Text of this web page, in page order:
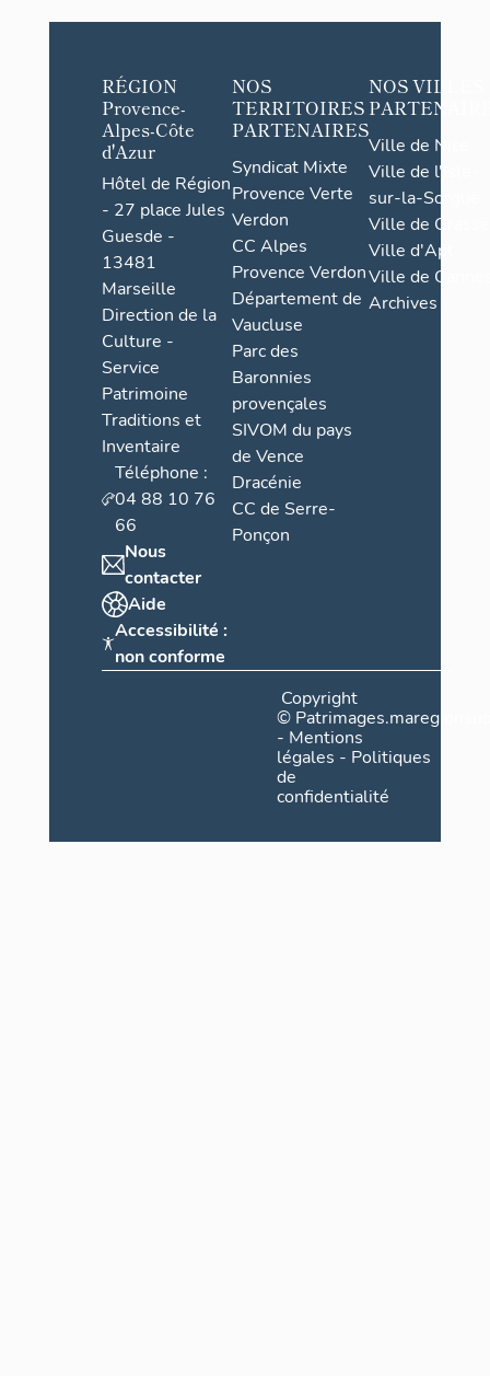
RÉGION
Provence-
Alpes-Côte
d'Azur
Hôtel de Région
- 27 place Jules
Guesde -
13481
Marseille
Direction de la
Culture -
Service
Patrimoine
Traditions et
Inventaire
Téléphone :
04 88 10 76
66
Nous
contacter
Aide
Accessibilité :
non conforme
NOS
TERRITOIRES
PARTENAIRES
Syndicat Mixte
Provence Verte
Verdon
CC Alpes
Provence Verdon
Département de
Vaucluse
Parc des
Baronnies
provençales
SIVOM du pays
de Vence
Dracénie
CC de Serre-
Ponçon
NOS VILLES
Ville de Nice
Ville de l'Isle-
sur-la-Sorgue
Ville de Grasse
Ville d'Apt
Ville de
Archives
Copyright
©
- Mentions
légales - Politiques
de
confidentialité